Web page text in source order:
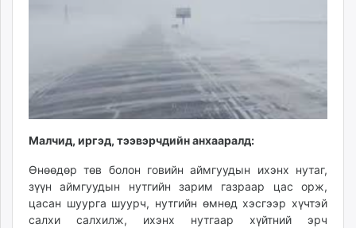
24tsag.mn
shuud.mn
ergelt.mn
zarig.mn
today.mn
zuv.mn
Малчид, иргэд, тээвэрчдийн анхааралд:
Өнөөдөр төв болон говийн аймгуудын ихэнх нутаг,
зүүн аймгуудын нутгийн зарим газраар цас орж,
цасан шуурга шуурч, нутгийн өмнөд хэсгээр хүчтэй
салхи салхилж, ихэнх нутгаар хүйтний эрч